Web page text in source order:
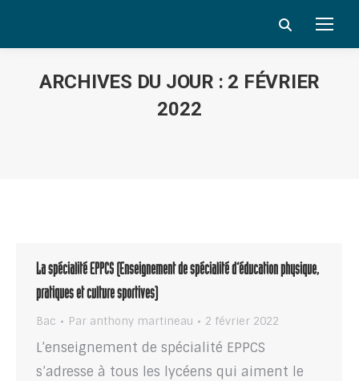
Search:
ARCHIVES DU JOUR : 2 FÉVRIER
2022
La spécialité EPPCS (Enseignement de spécialité d’éducation physique,
pratiques et culture sportives)
Bac Par anthony martineau 2 février 2022
L’enseignement de spécialité EPPCS
s’adresse à tous les lycéens qui aiment le